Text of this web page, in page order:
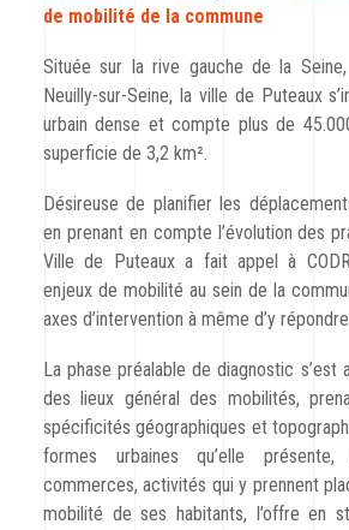
de mobilité de la commune
Située sur la rive gauche de la
Neuilly-sur-Seine, la ville de Puteaux
urbain dense et compte plus de
superficie de 3,2 km².
Désireuse de planifier les
en prenant en compte l’évolution des
Ville de Puteaux a fait appel à
enjeux de mobilité au sein de la
axes d’intervention à même d’y
La phase préalable de diagnostic s’est
des lieux général des mobilités,
spécificités géographiques et
formes urbaines qu’elle présente,
commerces, activités qui y prennent
mobilité de ses habitants, l’offre en